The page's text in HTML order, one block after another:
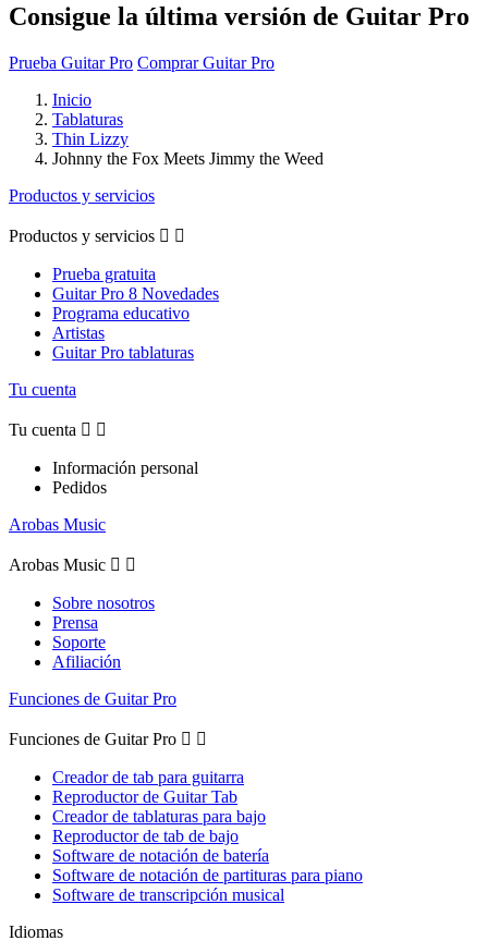
Consigue la última versión de Guitar Pro
Prueba Guitar Pro Comprar Guitar Pro
Inicio
Tablaturas
Thin Lizzy
Johnny the Fox Meets Jimmy the Weed
Productos y servicios
Productos y servicios  
Prueba gratuita
Guitar Pro 8 Novedades
Programa educativo
Artistas
Guitar Pro tablaturas
Tu cuenta
Tu cuenta  
Información personal
Pedidos
Arobas Music
Arobas Music  
Sobre nosotros
Prensa
Soporte
Afiliación
Funciones de Guitar Pro
Funciones de Guitar Pro  
Creador de tab para guitarra
Reproductor de Guitar Tab
Creador de tablaturas para bajo
Reproductor de tab de bajo
Software de notación de batería
Software de notación de partituras para piano
Software de transcripción musical
Idiomas